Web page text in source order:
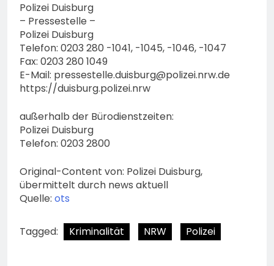
Polizei Duisburg
– Pressestelle –
Polizei Duisburg
Telefon: 0203 280 -1041, -1045, -1046, -1047
Fax: 0203 280 1049
E-Mail: pressestelle.duisburg@polizei.nrw.de
https://duisburg.polizei.nrw
außerhalb der Bürodienstzeiten:
Polizei Duisburg
Telefon: 0203 2800
Original-Content von: Polizei Duisburg,
übermittelt durch news aktuell
Quelle: ots
Tagged: Kriminalität NRW Polizei